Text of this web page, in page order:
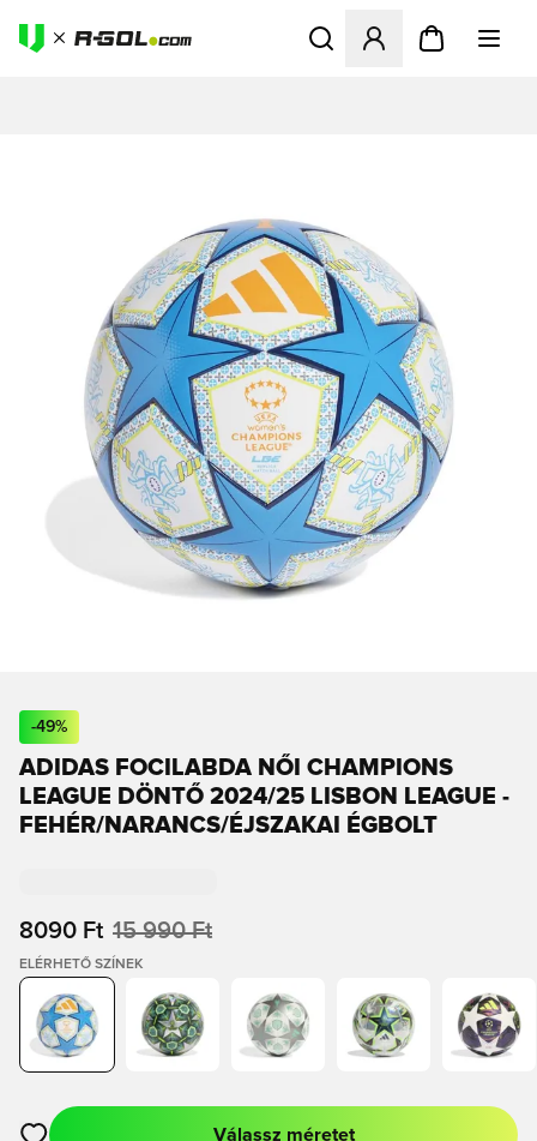
Megnyit egy modált a
-49%
ADIDAS FOCILABDA NŐI CHAMPIONS
LEAGUE DÖNTŐ 2024/25 LISBON LEAGUE -
FEHÉR/NARANCS/ÉJSZAKAI ÉGBOLT
8090 Ft 15 990 Ft
ELÉRHETŐ SZÍNEK
Válassz méretet